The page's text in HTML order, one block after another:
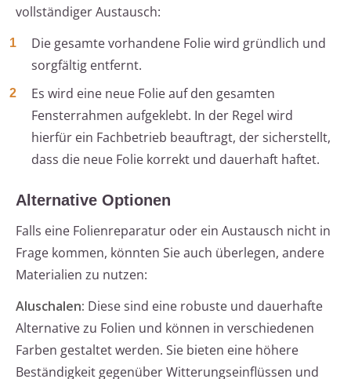
vollständiger Austausch:
Die gesamte vorhandene Folie wird gründlich und
sorgfältig entfernt.
Es wird eine neue Folie auf den gesamten
Fensterrahmen aufgeklebt. In der Regel wird
hierfür ein Fachbetrieb beauftragt, der sicherstellt,
dass die neue Folie korrekt und dauerhaft haftet.
Alternative Optionen
Falls eine Folienreparatur oder ein Austausch nicht in
Frage kommen, könnten Sie auch überlegen, andere
Materialien zu nutzen:
Aluschalen: Diese sind eine robuste und dauerhafte
Alternative zu Folien und können in verschiedenen
Farben gestaltet werden. Sie bieten eine höhere
Beständigkeit gegenüber Witterungseinflüssen und